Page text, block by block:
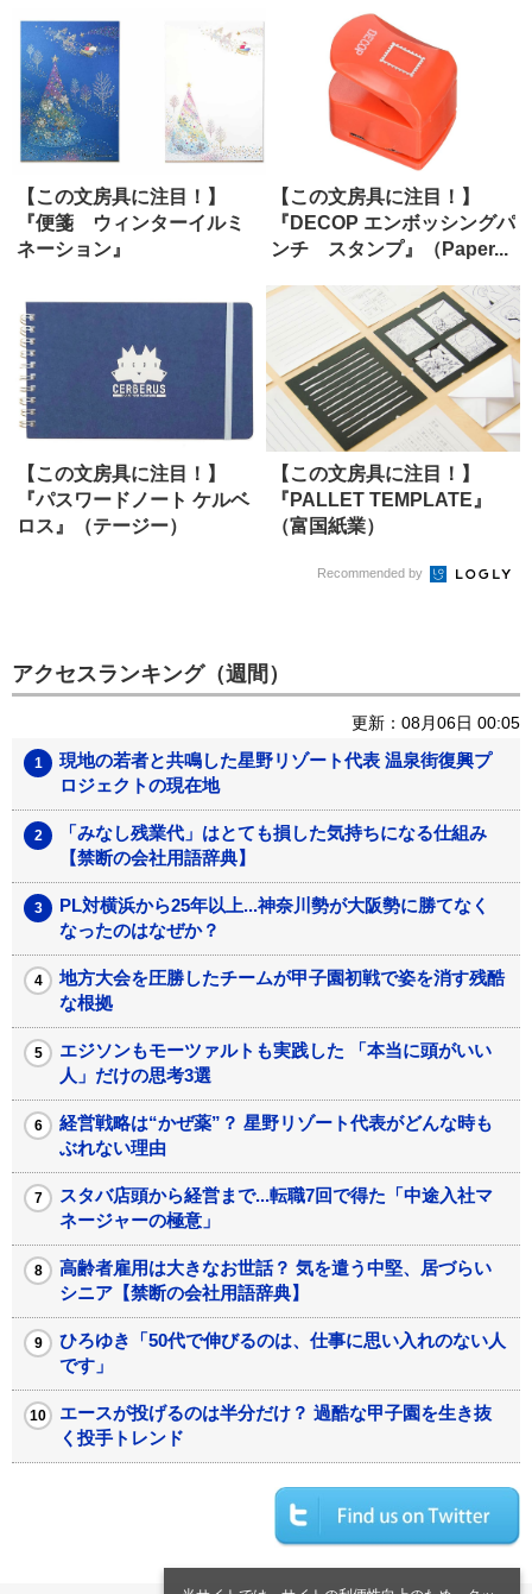
【この文房具に注目！】
『便箋 ウィンターイルミ
ネーション』
【この文房具に注目！】
『DECOP エンボッシングパ
ンチ スタンプ』（Paper...
【この文房具に注目！】
『パスワードノート ケルベ
ロス』（テージー）
【この文房具に注目！】
『PALLET TEMPLATE』
（富国紙業）
Recommended by
アクセスランキング（週間）
更新：08月06日 00:05
現地の若者と共鳴した星野リゾート代表 温泉街復興プ
ロジェクトの現在地
「みなし残業代」はとても損した気持ちになる仕組み
【禁断の会社用語辞典】
PL対横浜から25年以上...神奈川勢が大阪勢に勝てなく
なったのはなぜか？
地方大会を圧勝したチームが甲子園初戦で姿を消す残酷
な根拠
エジソンもモーツァルトも実践した 「本当に頭がいい
人」だけの思考3選
経営戦略は“かぜ薬”？ 星野リゾート代表がどんな時も
ぶれない理由
スタバ店頭から経営まで...転職7回で得た「中途入社マ
ネージャーの極意」
高齢者雇用は大きなお世話？ 気を遣う中堅、居づらい
シニア【禁断の会社用語辞典】
ひろゆき「50代で伸びるのは、仕事に思い入れのない人
です」
エースが投げるのは半分だけ？ 過酷な甲子園を生き抜
く投手トレンド